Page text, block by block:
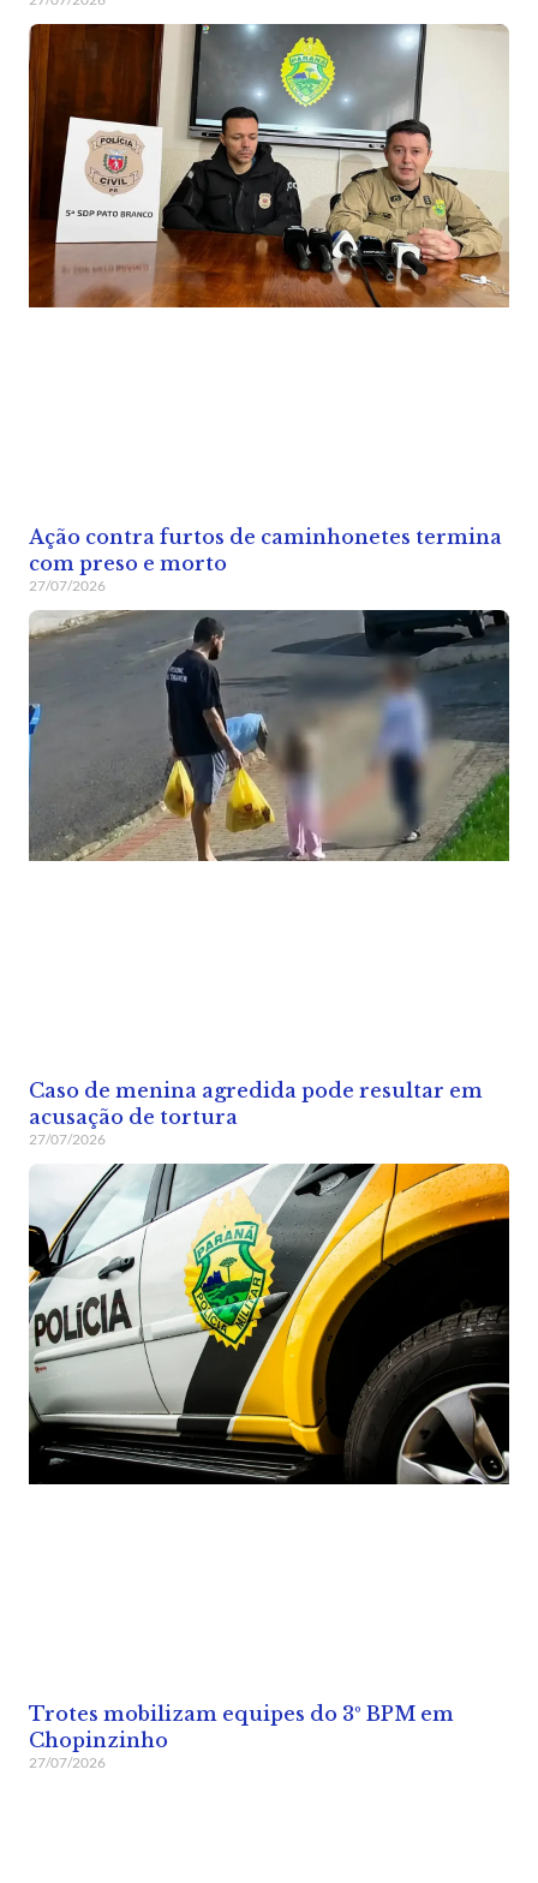
Ação contra furtos de caminhonetes termina
com preso e morto
27/07/2026
Caso de menina agredida pode resultar em
acusação de tortura
27/07/2026
Trotes mobilizam equipes do 3º BPM em
Chopinzinho
27/07/2026